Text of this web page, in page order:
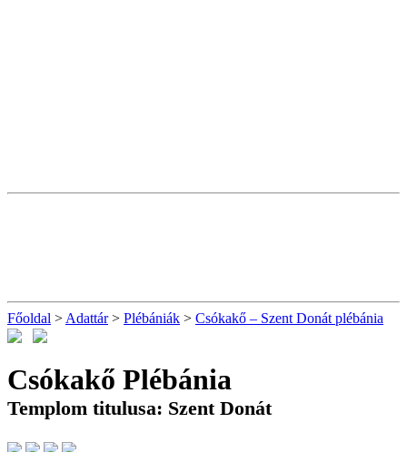
Főoldal > Adattár> Plébániák > Csókakő – Szent Donát plébánia
Csókakő Plébánia
Templom titulusa: Szent Donát